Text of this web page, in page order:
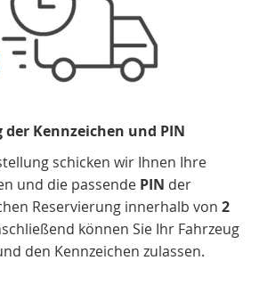
der Kennzeichen und PIN
schicken wir Ihnen Ihre
und die passende PIN der
Reservierung innerhalb von 2
können Sie Ihr Fahrzeug
den Kennzeichen zulassen.